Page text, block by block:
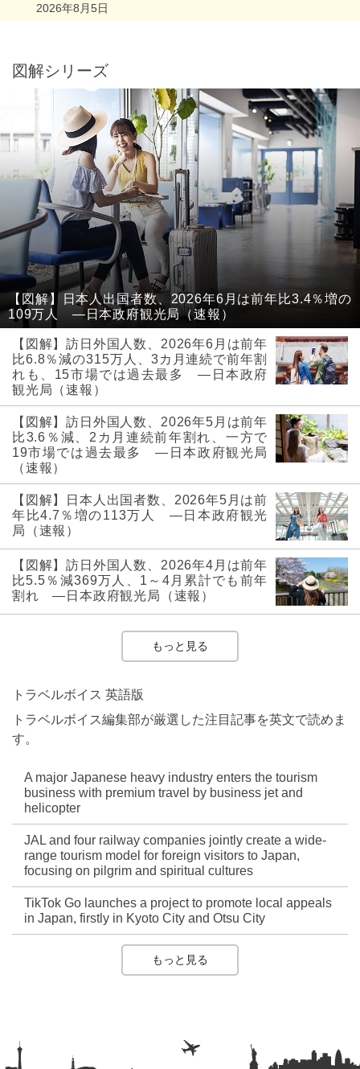
2026年8月5日
図解シリーズ
【図解】日本人出国者数、2026年6月は前年比3.4％増の
109万人 ―日本政府観光局（速報）
【図解】訪日外国人数、2026年6月は前年
比6.8％減の315万人、3カ月連続で前年割
れも、15市場では過去最多 ―日本政府
観光局（速報）
【図解】訪日外国人数、2026年5月は前年
比3.6％減、2カ月連続前年割れ、一方で
19市場では過去最多 ―日本政府観光局
（速報）
【図解】日本人出国者数、2026年5月は前
年比4.7％増の113万人 ―日本政府観光
局（速報）
【図解】訪日外国人数、2026年4月は前年
比5.5％減369万人、1～4月累計でも前年
割れ ―日本政府観光局（速報）
もっと見る
トラベルボイス 英語版
トラベルボイス編集部が厳選した注目記事を英文で読めま
す。
A major Japanese heavy industry enters the tourism
business with premium travel by business jet and
helicopter
JAL and four railway companies jointly create a wide-
range tourism model for foreign visitors to Japan,
focusing on pilgrim and spiritual cultures
TikTok Go launches a project to promote local appeals
in Japan, firstly in Kyoto City and Otsu City
もっと見る